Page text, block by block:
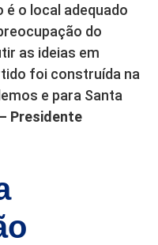
é o local adequado
do
as ideias em
foi construída na
e para Santa
Presidente